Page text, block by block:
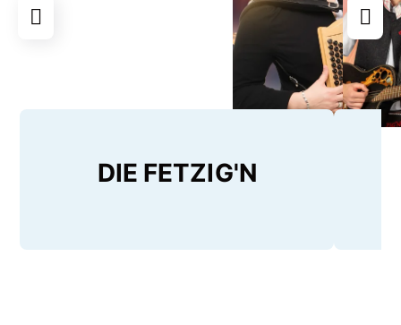
DIE FETZIG'N